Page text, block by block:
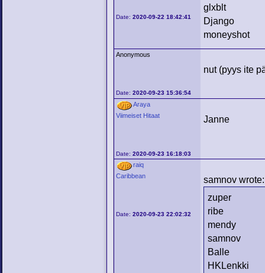
Date:2020-09-22 18:42:41
glxblt
Django
moneyshot
Anonymous
Date:2020-09-23 15:36:54
nut (pyys ite
Araya
Viimeiset Hitaat
Date:2020-09-23 16:18:03
Janne
raiq
Caribbean
Date:2020-09-23 22:02:32
samnov wrote:
zuper
ribe
mendy
samnov
Balle
HKLenkki